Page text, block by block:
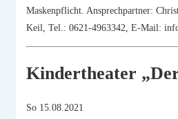
Maskenpflicht. Ansprechpartner:
Keil, Tel.: 0621-4963342, E-Mail:
Kindertheater
So 15.08.2021